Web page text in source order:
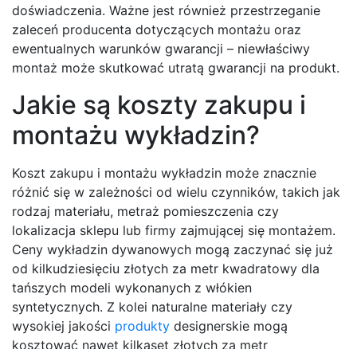
doświadczenia. Ważne jest również przestrzeganie
zaleceń producenta dotyczących montażu oraz
ewentualnych warunków gwarancji – niewłaściwy
montaż może skutkować utratą gwarancji na produkt.
Jakie są koszty zakupu i
montażu wykładzin?
Koszt zakupu i montażu wykładzin może znacznie
różnić się w zależności od wielu czynników, takich jak
rodzaj materiału, metraż pomieszczenia czy
lokalizacja sklepu lub firmy zajmującej się montażem.
Ceny wykładzin dywanowych mogą zaczynać się już
od kilkudziesięciu złotych za metr kwadratowy dla
tańszych modeli wykonanych z włókien
syntetycznych. Z kolei naturalne materiały czy
wysokiej jakości produkty designerskie mogą
kosztować nawet kilkaset złotych za metr